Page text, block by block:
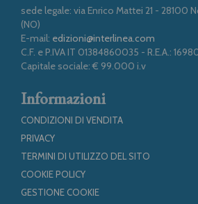
sede legale: via Enrico Mattei 21 - 28100
(NO)
E-mail: edizioni@interlinea.com
C.F. e P.IVA IT 01384860035 - R.E.A.:
Capitale sociale: € 99.000 i.v
Informazioni
CONDIZIONI DI VENDITA
PRIVACY
TERMINI DI UTILIZZO DEL SITO
COOKIE POLICY
GESTIONE COOKIE